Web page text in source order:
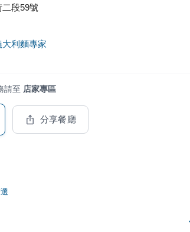
段59號
利麵專家
請至 店家專區
分享餐廳